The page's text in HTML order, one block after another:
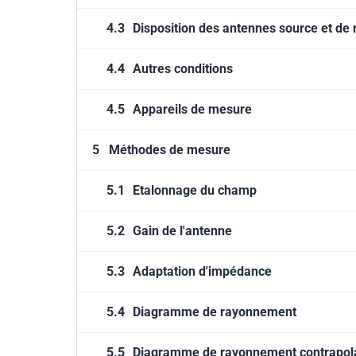
4.3 Disposition des antennes source et de
4.4 Autres conditions
4.5 Appareils de mesure
5 Méthodes de mesure
5.1 Etalonnage du champ
5.2 Gain de l'antenne
5.3 Adaptation d'impédance
5.4 Diagramme de rayonnement
5.5 Diagramme de rayonnement